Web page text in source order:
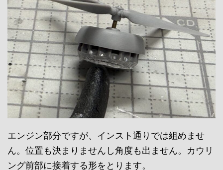
エンジン部分ですが、インスト通りでは組めませ
ん。位置も決まりませんし角度も出ません。カウリ
ング前部に接着する形をとります。